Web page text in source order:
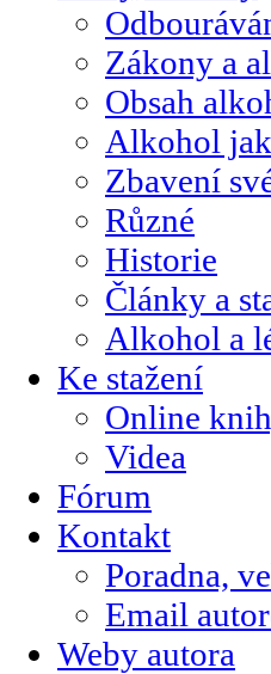
Zákony a
Obsah
Alkohol
Zbavení
Různé
Historie
Články a
Alkohol a
Ke stažení
Online
Videa
Fórum
Kontakt
Poradna,
Email
Weby autora